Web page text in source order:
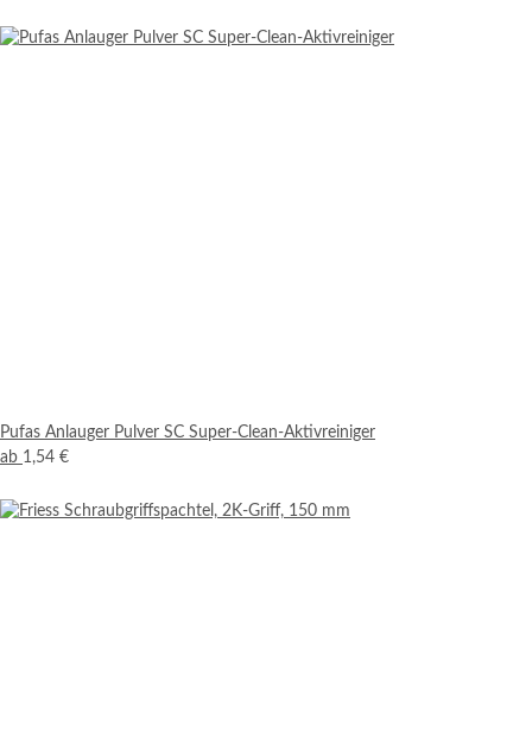
Pufas Anlauger Pulver SC Super-Clean-Aktivreiniger
ab 1,54 €